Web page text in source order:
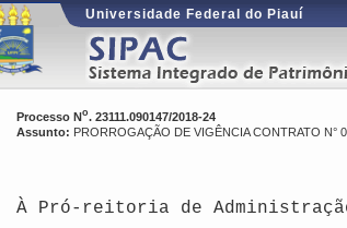
Universidade Federal do Piauí
Processo No. 23111.090147/2018-24
Assunto: PRORROGAÇÃO DE VIGÊNCIA CONTRATO N°
À Pró-reitoria de